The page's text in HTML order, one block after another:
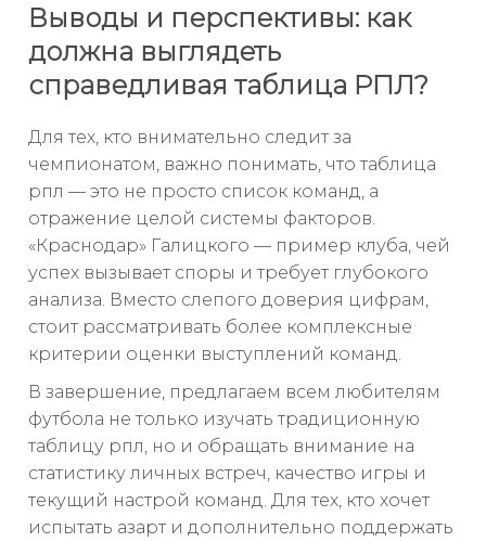
Выводы и перспективы: как
должна выглядеть
справедливая таблица РПЛ?
Для тех, кто внимательно следит за
чемпионатом, важно понимать, что таблица
рпл — это не просто список команд, а
отражение целой системы факторов.
«Краснодар» Галицкого — пример клуба, чей
успех вызывает споры и требует глубокого
анализа. Вместо слепого доверия цифрам,
стоит рассматривать более комплексные
критерии оценки выступлений команд.
В завершение, предлагаем всем любителям
футбола не только изучать традиционную
таблицу рпл, но и обращать внимание на
статистику личных встреч, качество игры и
текущий настрой команд. Для тех, кто хочет
испытать азарт и дополнительно поддержать